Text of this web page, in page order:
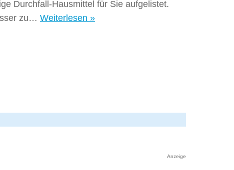
Durchfall-Hausmittel für Sie aufgelistet.
zu… Weiterlesen »Hausmittel
Anzeige